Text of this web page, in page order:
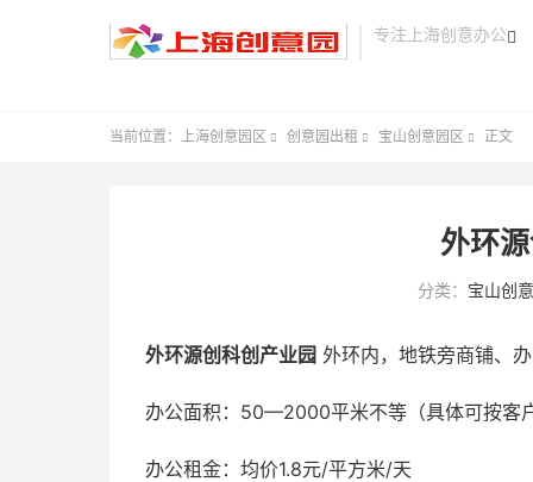
专注上海创意办公 
当前位置： 上海创意园区  创意园出租  宝山创意园区  正文
外环
分类： 宝山创
外环源创科创产业园 外环内，地铁旁商铺、
办公面积：50—2000平米不等（具体可按客
办公租金：均价1.8元/平方米/天